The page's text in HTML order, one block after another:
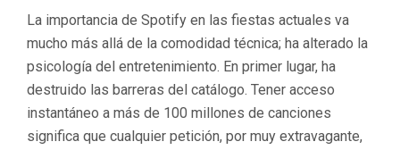
La importancia de Spotify en las fiestas actuales va
mucho más allá de la comodidad técnica; ha alterado la
psicología del entretenimiento. En primer lugar, ha
destruido las barreras del catálogo. Tener acceso
instantáneo a más de 100 millones de canciones
significa que cualquier petición, por muy extravagante,